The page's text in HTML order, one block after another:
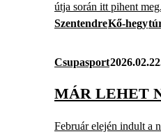
útja során itt pihent meg.
SzentendreKő-hegy
Csupasport
MÁR LEHET
Február elején indult a